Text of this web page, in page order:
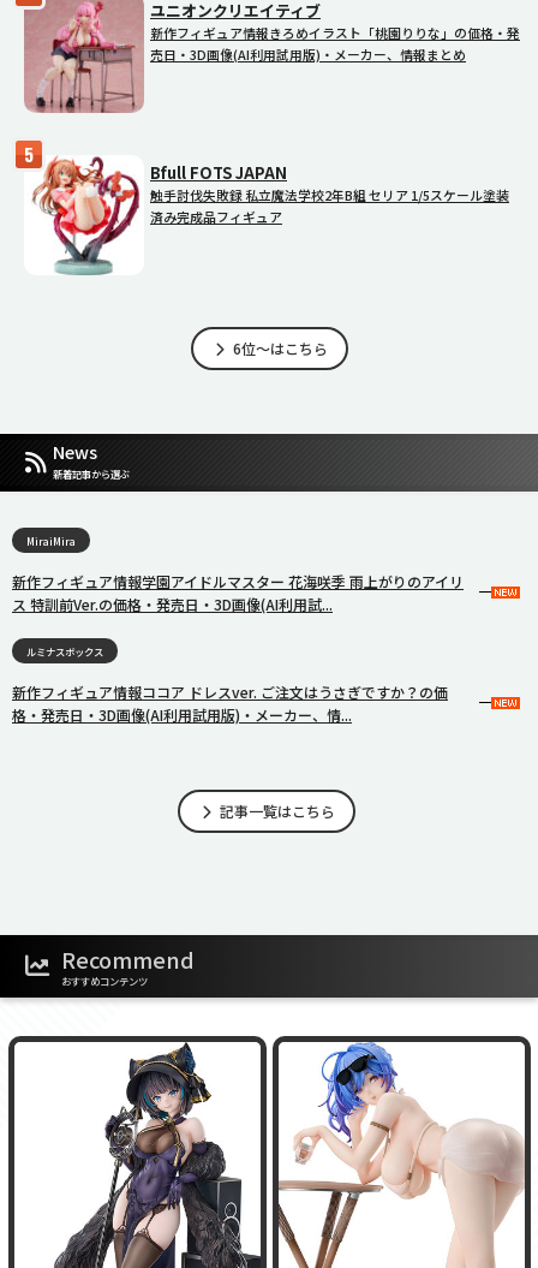
ユニオンクリエイティブ
新作フィギュア情報きろめイラスト「桃園りりな」の価格・発
売日・3D画像(AI利用試用版)・メーカー、情報まとめ
Bfull FOTS JAPAN
触手討伐失敗録 私立魔法学校2年B組 セリア 1/5スケール塗装
済み完成品フィギュア
6位～はこちら
News
新着記事から選ぶ
MiraiMira
新作フィギュア情報学園アイドルマスター 花海咲季 雨上がりのアイリ
ス 特訓前Ver.の価格・発売日・3D画像(AI利用試...
ルミナスボックス
新作フィギュア情報ココア ドレスver. ご注文はうさぎですか？の価
格・発売日・3D画像(AI利用試用版)・メーカー、情...
記事一覧はこちら
Recommend
おすすめコンテンツ